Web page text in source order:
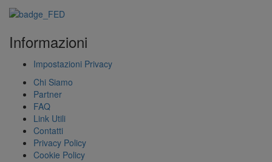
Informazioni
Impostazioni Privacy
Chi Siamo
Partner
FAQ
Link Utili
Contatti
Privacy Policy
Cookie Policy